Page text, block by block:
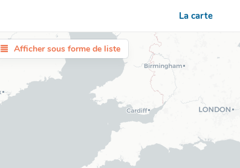
La carte
Afficher sous forme de liste